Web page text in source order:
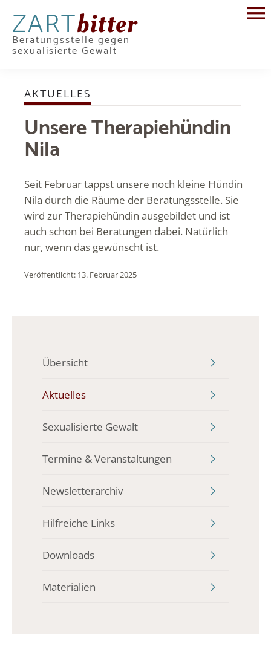
ZARTbitter
Beratungsstelle gegen
sexualisierte Gewalt
AKTUELLES
Unsere Therapiehündin
Nila
Seit Februar tappst unsere noch kleine Hündin
Nila durch die Räume der Beratungsstelle. Sie
wird zur Therapiehündin ausgebildet und ist
auch schon bei Beratungen dabei. Natürlich
nur, wenn das gewünscht ist.
Veröffentlicht: 13. Februar 2025
Übersicht
Aktuelles
Sexualisierte Gewalt
Termine & Veranstaltungen
Newsletterarchiv
Hilfreiche Links
Downloads
Materialien